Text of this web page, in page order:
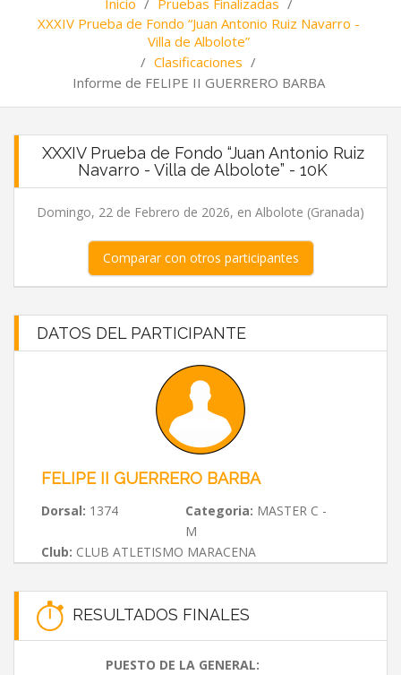
Inicio / Pruebas Finalizadas /
XXXIV Prueba de Fondo “Juan Antonio Ruiz Navarro -
Villa de Albolote”
/ Clasificaciones /
Informe de FELIPE II GUERRERO BARBA
XXXIV Prueba de Fondo “Juan Antonio Ruiz
Navarro - Villa de Albolote” - 10K
Domingo, 22 de Febrero de 2026, en Albolote (Granada)
Comparar con otros participantes
DATOS DEL PARTICIPANTE
FELIPE II GUERRERO BARBA
Dorsal: 1374 Categoria: MASTER C -
M
Club: CLUB ATLETISMO MARACENA
RESULTADOS FINALES
PUESTO DE LA GENERAL: